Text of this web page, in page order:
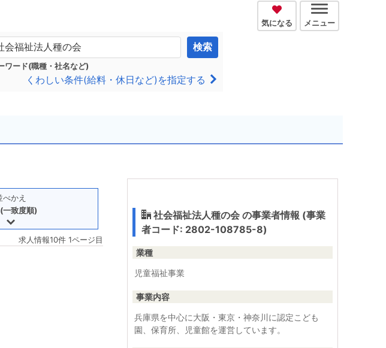
気になる メニュー
ワード(職種・社名など)
検索
くわしい条件(給料・休日など)を指定する
べかえ
一致度順)
求人情報10件 1ページ目
社会福祉法人種の会 の事業者情報 (事業
者コード: 2802-108785-8)
業種
児童福祉事業
事業内容
兵庫県を中心に大阪・東京・神奈川に認定こども
園、保育所、児童館を運営しています。